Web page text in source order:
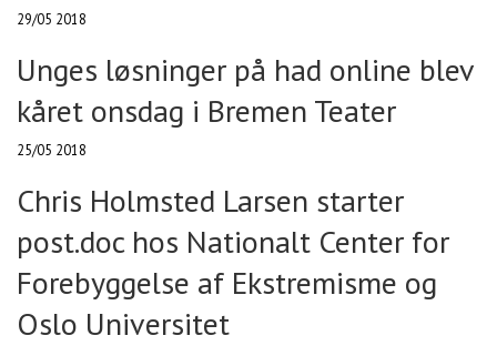
29/05 2018
Unges løsninger på had online blev
kåret onsdag i Bremen Teater
25/05 2018
Chris Holmsted Larsen starter
post.doc hos Nationalt Center for
Forebyggelse af Ekstremisme og
Oslo Universitet